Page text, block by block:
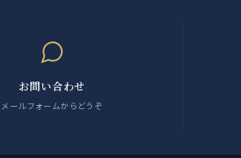
お問い合わせ
メールフォームからどうぞ